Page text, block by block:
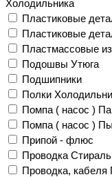
Холодильника
Пластиковые
Пластиковые
Пластмассовые
Подошвы Утюга
Подшипники
Полки
Помпа ( насос )
Помпа ( насос )
Припой - флюс
Проводка
Проводка, кабеля